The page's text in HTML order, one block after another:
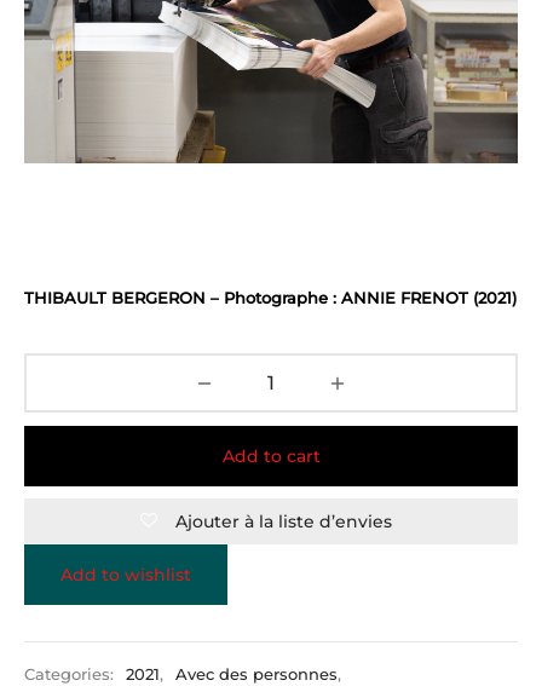
THIBAULT BERGERON – Photographe : ANNIE FRENOT (2021)
Add to cart
Ajouter à la liste d’envies
Add to wishlist
Categories: 2021, Avec des personnes,